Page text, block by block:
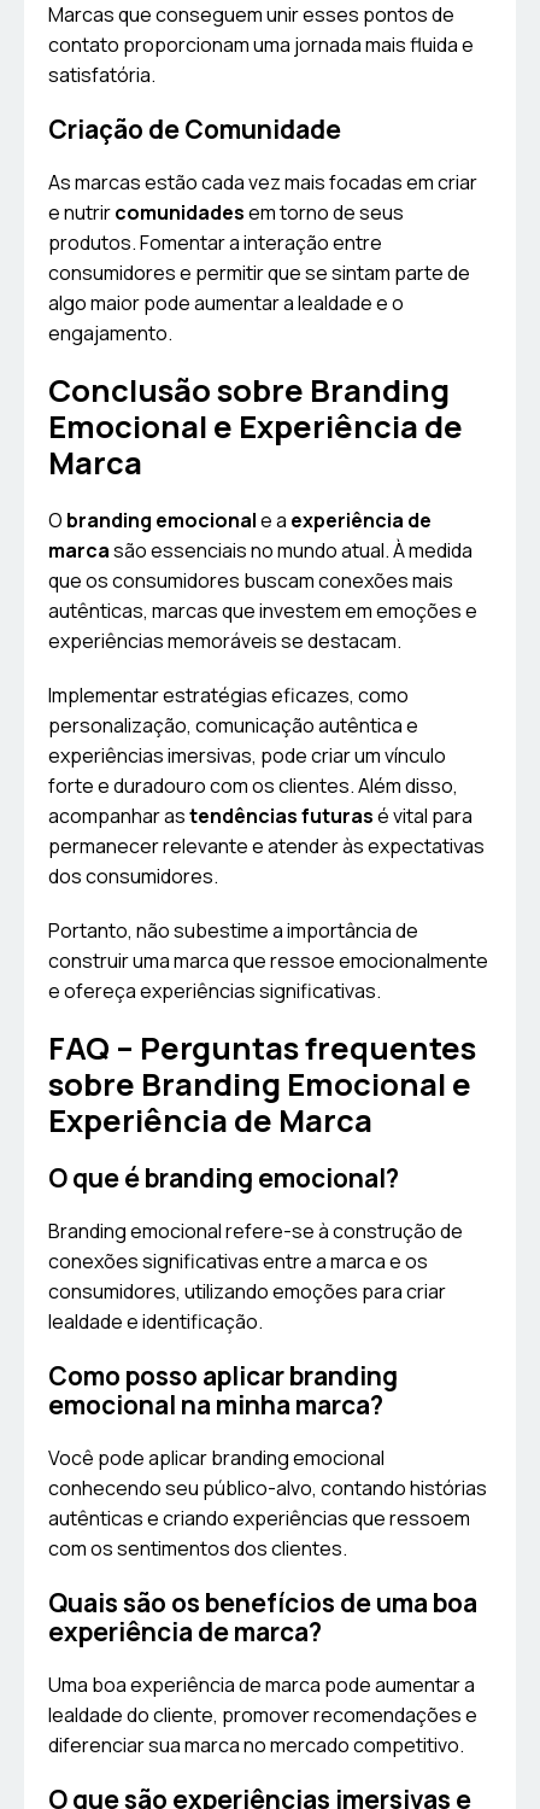
Marcas que conseguem unir esses pontos de
contato proporcionam uma jornada mais fluida e
satisfatória.
Criação de Comunidade
As marcas estão cada vez mais focadas em criar
e nutrircomunidadesem torno de seus
produtos. Fomentar a interação entre
consumidores e permitir que se sintam parte de
algo maior pode aumentar a lealdade e o
engajamento.
Conclusão sobre Branding
Emocional e Experiência de
Marca
O branding emocionale a experiência de
marcasão essenciais no mundo atual. À medida
que os consumidores buscam conexões mais
autênticas, marcas que investem em emoções e
experiências memoráveis se destacam.
Implementar estratégias eficazes, como
personalização, comunicação autêntica e
experiências imersivas, pode criar um vínculo
forte e duradouro com os clientes. Além disso,
acompanhar astendências futurasé vital para
permanecer relevante e atender às expectativas
dos consumidores.
Portanto, não subestime a importância de
construir uma marca que ressoe emocionalmente
e ofereça experiências significativas.
FAQ – Perguntas frequentes
sobre Branding Emocional e
Experiência de Marca
O que é branding emocional?
Branding emocional refere-se à construção de
conexões significativas entre a marca e os
consumidores, utilizando emoções para criar
lealdade e identificação.
Como posso aplicar branding
emocional na minha marca?
Você pode aplicar branding emocional
conhecendo seu público-alvo, contando histórias
autênticas e criando experiências que ressoem
com os sentimentos dos clientes.
Quais são os benefícios de uma boa
experiência de marca?
Uma boa experiência de marca pode aumentar a
lealdade do cliente, promover recomendações e
diferenciar sua marca no mercado competitivo.
O que são experiências imersivas e